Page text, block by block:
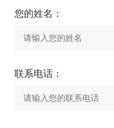
您的姓名：
联系电话：